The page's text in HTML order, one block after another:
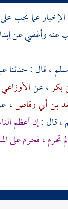
عما يجب
عنه وأغضي عن
، قال : حدثنا
بكر، عنالأوزاعي
بن أبي وقاص،
، قال :إن أعظم
، فحرم على